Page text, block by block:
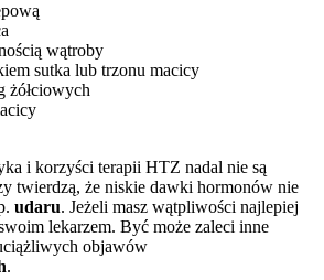
wątroby
sutka lub trzonu macicy
żółciowych
i korzyści terapii HTZ nadal nie są
twierdzą, że niskie dawki hormonów nie
udaru. Jeżeli masz wątpliwości najlepiej
lekarzem. Być może zaleci inne
objawów
.